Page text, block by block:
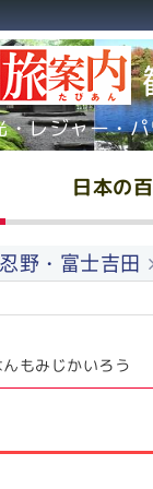
・レジャー・
日本の
野・富士吉田
もみじかいろう